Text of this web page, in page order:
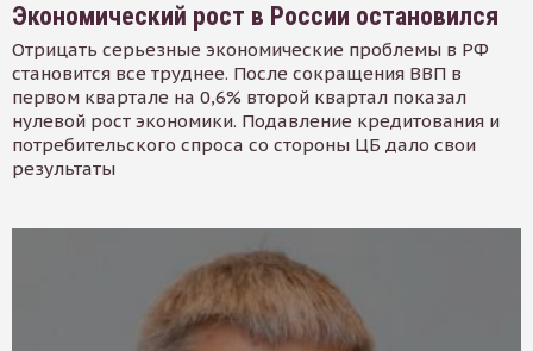
Экономический рост в России остановился
Отрицать серьезные экономические проблемы в РФ
становится все труднее. После сокращения ВВП в
первом квартале на 0,6% второй квартал показал
нулевой рост экономики. Подавление кредитования и
потребительского спроса со стороны ЦБ дало свои
результаты